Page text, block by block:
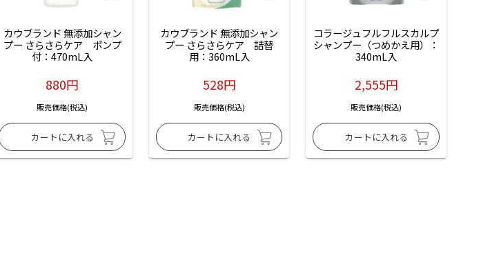
カウブランド 無添加シャン
プー さらさらケア　ポンプ
付：470mL入
880円
販売価格(税込)
カウブランド 無添加シャン
プー さらさらケア　詰替
用：360mL入
528円
販売価格(税込)
コラージュフルフルスカルプ
シャンプー（つめかえ用）：
340mL入
2,555円
販売価格(税込)